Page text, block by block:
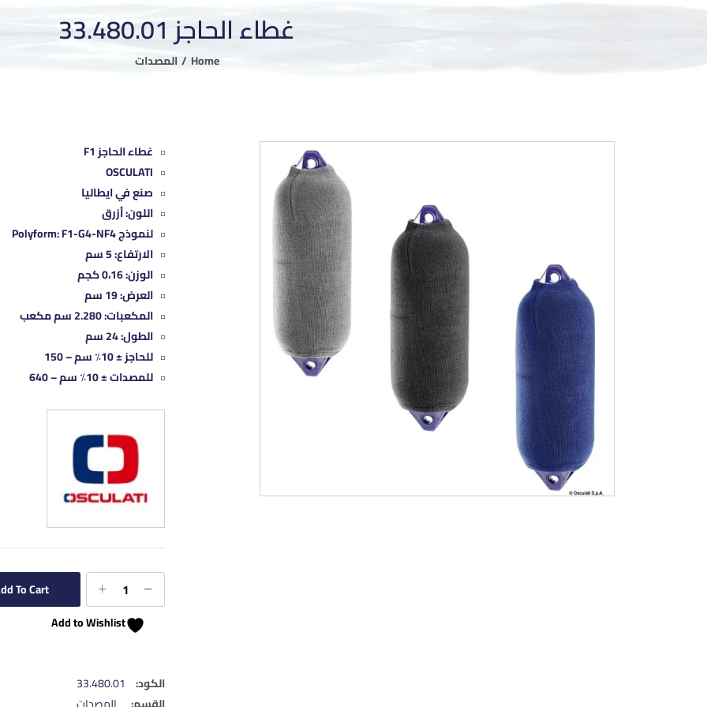
غطاء الحاجز 33.480.01
Home المصدات
غطاء الحاجز F1
OSCULATI
صنع في ايطاليا
اللون: أزرق
لنموذج Polyform: F1-G4-NF4
الارتفاع: 5 سم
الوزن: 0،16 كجم
العرض: 19 سم
المكعبات: 2.280 سم مكعب
الطول: 24 سم
للحاجز ± 10٪ سم – 150
للمصدات ± 10٪ سم – 640
To Cart
Add to Wishlist
الكود: 33.480.01